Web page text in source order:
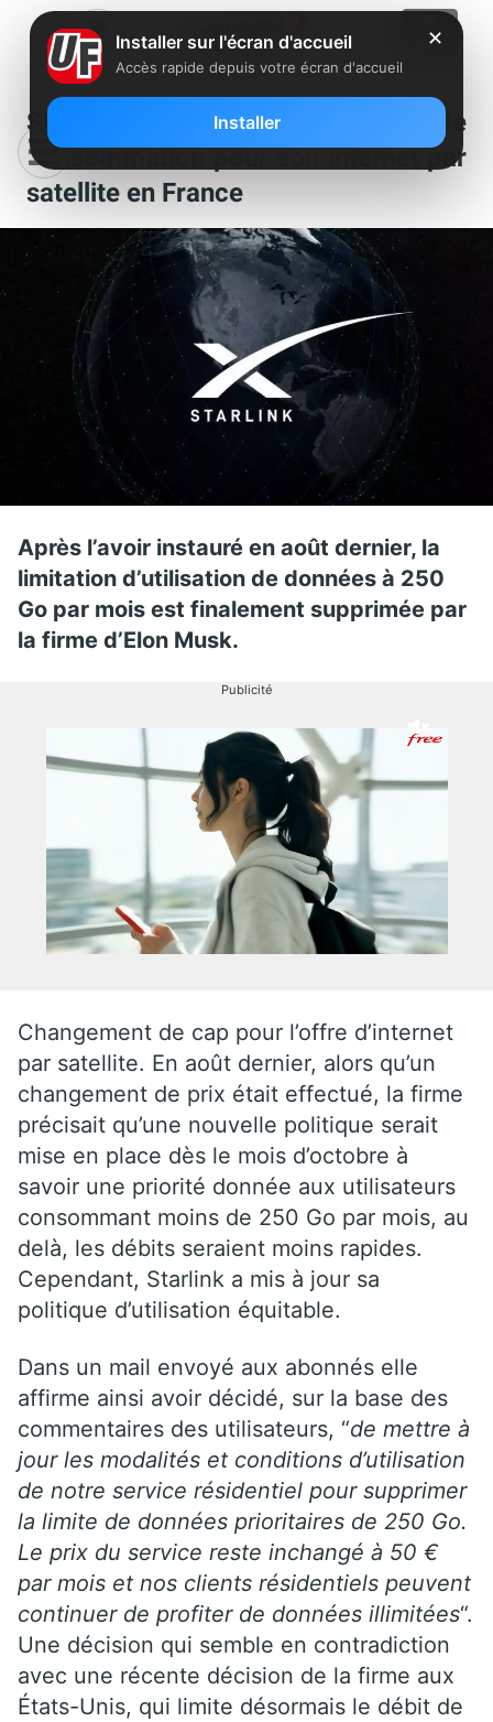
Starlink lève une limite de
consommation pour son internet par
satellite en France
Après l’avoir instauré en août dernier, la
limitation d’utilisation de données à 250
Go par mois est finalement supprimée par
la firme d’Elon Musk.
Publicité
Changement de cap pour l’offre d’internet
par satellite. En août dernier, alors qu’un
changement de prix était effectué, la firme
précisait qu’une nouvelle politique serait
mise en place dès le mois d’octobre à
savoir une priorité donnée aux utilisateurs
consommant moins de 250 Go par mois, au
delà, les débits seraient moins rapides.
Cependant, Starlink a mis à jour sa
politique d’utilisation équitable.
Dans un mail envoyé aux abonnés elle
affirme ainsi avoir décidé, sur la base des
commentaires des utilisateurs, “de mettre à
jour les modalités et conditions d’utilisation
de notre service résidentiel pour supprimer
la limite de données prioritaires de 250 Go.
Le prix du service reste inchangé à 50 €
par mois et nos clients résidentiels peuvent
continuer de profiter de données illimitées“.
Une décision qui semble en contradiction
avec une récente décision de la firme aux
États-Unis, qui limite désormais le débit de
✕
Installer sur l'écran d'accueil
Accès rapide depuis votre écran d'accueil
Installer